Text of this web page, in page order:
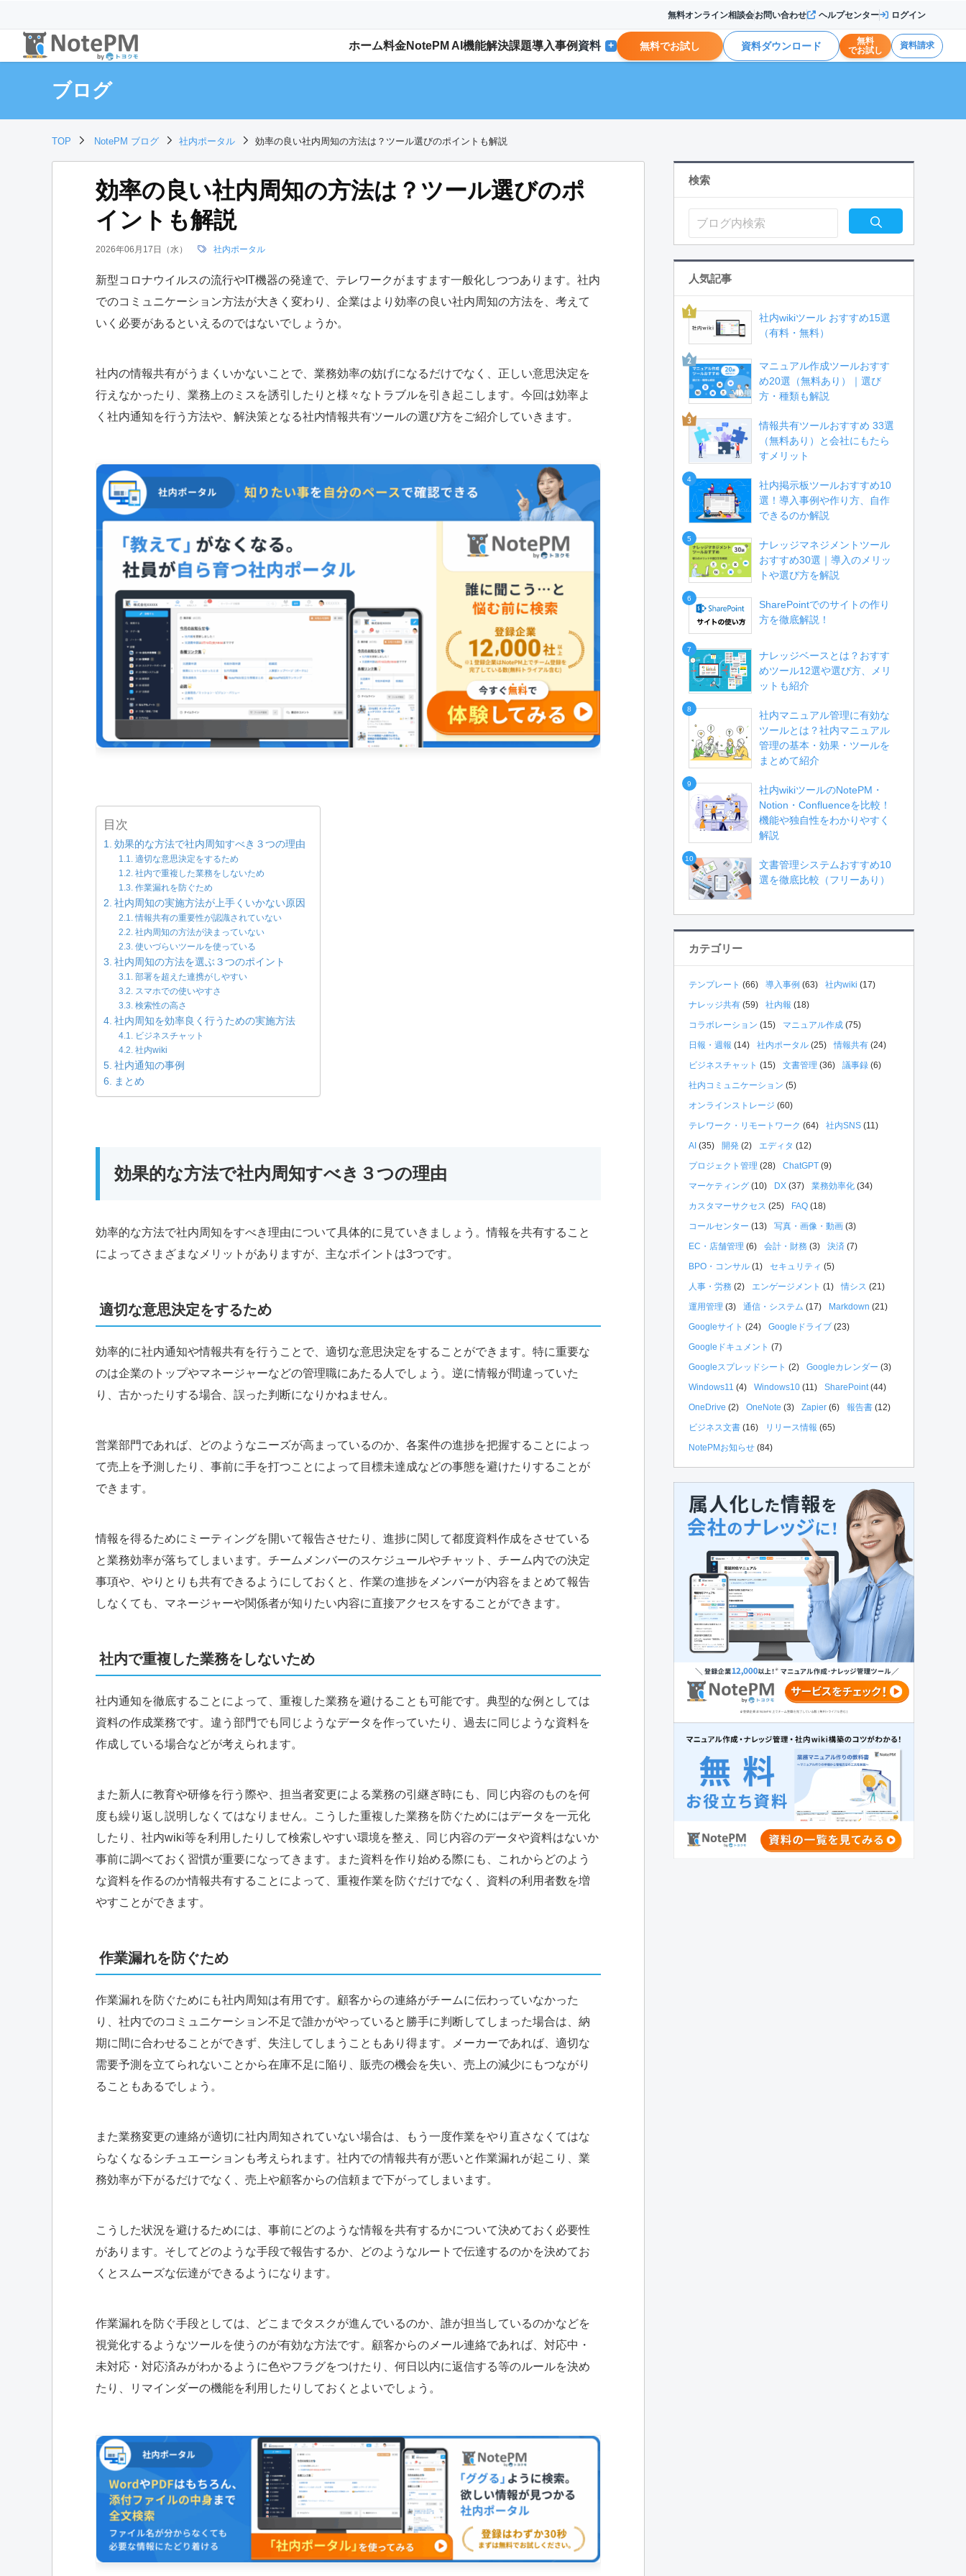
無料オンライン相談会お問い合わせ ヘルプセンター ログイン
ホーム料金NotePM AI 機能解決課題導入事例 資料 + 無料でお試し 資料ダウンロード
無料
でお試し
資料請求
ブログ
TOP NotePM ブログ 社内ポータル 効率の良い社内周知の方法は？ツール選びのポイントも解説
効率の良い社内周知の方法は？ツール選びのポ
イントも解説
2026年06月17日（水） 社内ポータル
新型コロナウイルスの流行やIT機器の発達で、テレワークがますます一般化しつつあります。社内
でのコミュニケーション方法が大きく変わり、企業はより効率の良い社内周知の方法を、考えて
いく必要があるといえるのではないでしょうか。
社内の情報共有がうまくいかないことで、業務効率の妨げになるだけでなく、正しい意思決定を
行えなかったり、業務上のミスを誘引したりと様々なトラブルを引き起こします。今回は効率よ
く社内通知を行う方法や、解決策となる社内情報共有ツールの選び方をご紹介していきます。
目次
効果的な方法で社内周知すべき３つの理由
適切な意思決定をするため
社内で重複した業務をしないため
作業漏れを防ぐため
社内周知の実施方法が上手くいかない原因
情報共有の重要性が認識されていない
社内周知の方法が決まっていない
使いづらいツールを使っている
社内周知の方法を選ぶ３つのポイント
部署を超えた連携がしやすい
スマホでの使いやすさ
検索性の高さ
社内周知を効率良く行うための実施方法
ビジネスチャット
社内wiki
社内通知の事例
まとめ
効果的な方法で社内周知すべき３つの理由
効率的な方法で社内周知をすべき理由について具体的に見ていきましょう。情報を共有すること
によってさまざまなメリットがありますが、主なポイントは3つです。
適切な意思決定をするため
効率的に社内通知や情報共有を行うことで、適切な意思決定をすることができます。特に重要な
のは企業のトップやマネージャーなどの管理職にあたる人でしょう。逆に情報が間違っていた
り、古かったりする場合、誤った判断になりかねません。
営業部門であれば、どのようなニーズが高まっているのか、各案件の進捗を把握することによっ
て売上を予測したり、事前に手を打つことによって目標未達成などの事態を避けたりすることが
できます。
情報を得るためにミーティングを開いて報告させたり、進捗に関して都度資料作成をさせている
と業務効率が落ちてしまいます。チームメンバーのスケジュールやチャット、チーム内での決定
事項や、やりとりも共有できるようにしておくと、作業の進捗をメンバーが内容をまとめて報告
しなくても、マネージャーや関係者が知りたい内容に直接アクセスをすることができます。
社内で重複した業務をしないため
社内通知を徹底することによって、重複した業務を避けることも可能です。典型的な例としては
資料の作成業務です。違う部門でも同じようなデータを作っていたり、過去に同じような資料を
作成している場合などが考えられます。
また新人に教育や研修を行う際や、担当者変更による業務の引継ぎ時にも、同じ内容のものを何
度も繰り返し説明しなくてはなりません。こうした重複した業務を防ぐためにはデータを一元化
したり、社内wiki等を利用したりして検索しやすい環境を整え、同じ内容のデータや資料はないか
事前に調べておく習慣が重要になってきます。また資料を作り始める際にも、これからどのよう
な資料を作るのか情報共有することによって、重複作業を防ぐだけでなく、資料の利用者数を増
やすことができます。
作業漏れを防ぐため
作業漏れを防ぐためにも社内周知は有用です。顧客からの連絡がチームに伝わっていなかった
り、社内でのコミュニケーション不足で誰かがやっていると勝手に判断してしまった場合は、納
期に間に合わせることができず、失注してしまうこともあり得ます。メーカーであれば、適切な
需要予測を立てられないことから在庫不足に陥り、販売の機会を失い、売上の減少にもつながり
ることもあるでしょう。
また業務変更の連絡が適切に社内周知されていない場合は、もう一度作業をやり直さなくてはな
らなくなるシチュエーションも考えられます。社内での情報共有が悪いと作業漏れが起こり、業
務効率が下がるだけでなく、売上や顧客からの信頼まで下がってしまいます。
こうした状況を避けるためには、事前にどのような情報を共有するかについて決めておく必要性
があります。そしてどのような手段で報告するか、どのようなルートで伝達するのかを決めてお
くとスムーズな伝達ができるようになります。
作業漏れを防ぐ手段としては、どこまでタスクが進んでいるのか、誰が担当しているのかなどを
視覚化するようなツールを使うのが有効な方法です。顧客からのメール連絡であれば、対応中・
未対応・対応済みがわかるように色やフラグをつけたり、何日以内に返信する等のルールを決め
たり、リマインダーの機能を利用したりしておくとよいでしょう。
検索
人気記事
社内wikiツール おすすめ15選
（有料・無料）
マニュアル作成ツールおすす
め20選（無料あり）｜選び
方・種類も解説
情報共有ツールおすすめ 33選
（無料あり）と会社にもたら
すメリット
4
社内掲示板ツールおすすめ10
選！導入事例や作り方、自作
できるのか解説
5
ナレッジマネジメントツール
おすすめ30選｜導入のメリッ
トや選び方を解説
6
SharePointでのサイトの作り
方を徹底解説！
7
ナレッジベースとは？おすす
めツール12選や選び方、メリ
ットも紹介
8
社内マニュアル管理に有効な
ツールとは？社内マニュアル
管理の基本・効果・ツールを
まとめて紹介
9
社内wikiツールのNotePM・
Notion・Confluenceを比較！
機能や独自性をわかりやすく
解説
10
文書管理システムおすすめ10
選を徹底比較（フリーあり）
カテゴリー
テンプレート (66) 導入事例 (63) 社内wiki (17)
ナレッジ共有 (59) 社内報 (18)
コラボレーション (15) マニュアル作成 (75)
日報・週報 (14) 社内ポータル (25) 情報共有 (24)
ビジネスチャット (15) 文書管理 (36) 議事録 (6)
社内コミュニケーション (5)
オンラインストレージ (60)
テレワーク・リモートワーク (64) 社内SNS (11)
AI (35) 開発 (2) エディタ (12)
プロジェクト管理 (28) ChatGPT (9)
マーケティング (10) DX (37) 業務効率化 (34)
カスタマーサクセス (25) FAQ (18)
コールセンター (13) 写真・画像・動画 (3)
EC・店舗管理 (6) 会計・財務 (3) 決済 (7)
BPO・コンサル (1) セキュリティ (5)
人事・労務 (2) エンゲージメント (1) 情シス (21)
運用管理 (3) 通信・システム (17) Markdown (21)
Googleサイト (24) Googleドライブ (23)
Googleドキュメント (7)
Googleスプレッドシート (2) Googleカレンダー (3)
Windows11 (4) Windows10 (11) SharePoint(44)
OneDrive (2) OneNote (3) Zapier (6) 報告書 (12)
ビジネス文書 (16) リリース情報 (65)
NotePMお知らせ (84)